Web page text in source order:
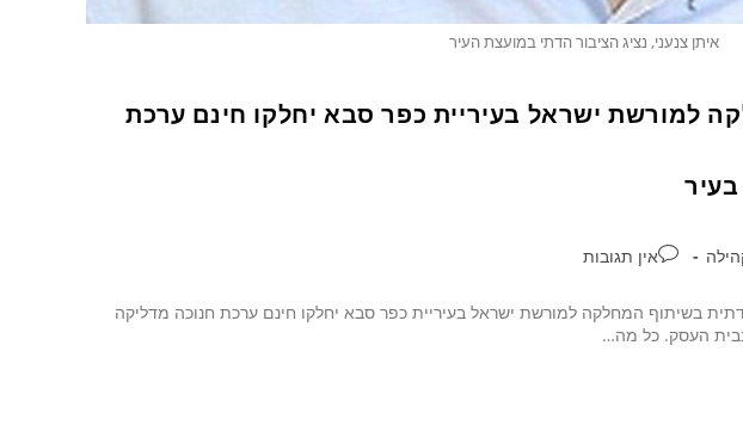
איתן צנעני, נציג הציבור הדתי במועצת העיר
למורשת ישראל בעיריית כפר סבא יחלקו חינם ערכת
אין תגובות
בשיתוף המחלקה למורשת ישראל בעיריית כפר סבא יחלקו חינם ערכת חנוכה מדליקה
בבית העסק. כל מה…